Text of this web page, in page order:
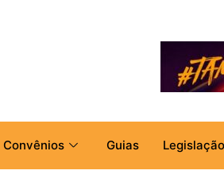
Convênios Guias Legislação